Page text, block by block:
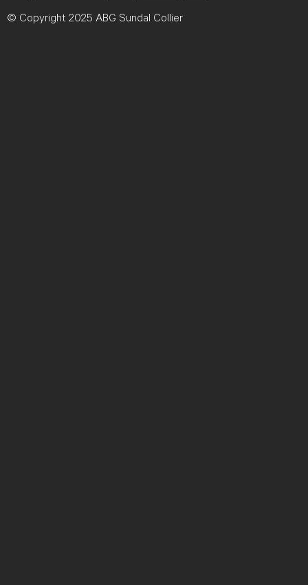
© Copyright 2025 ABG Sundal Collier